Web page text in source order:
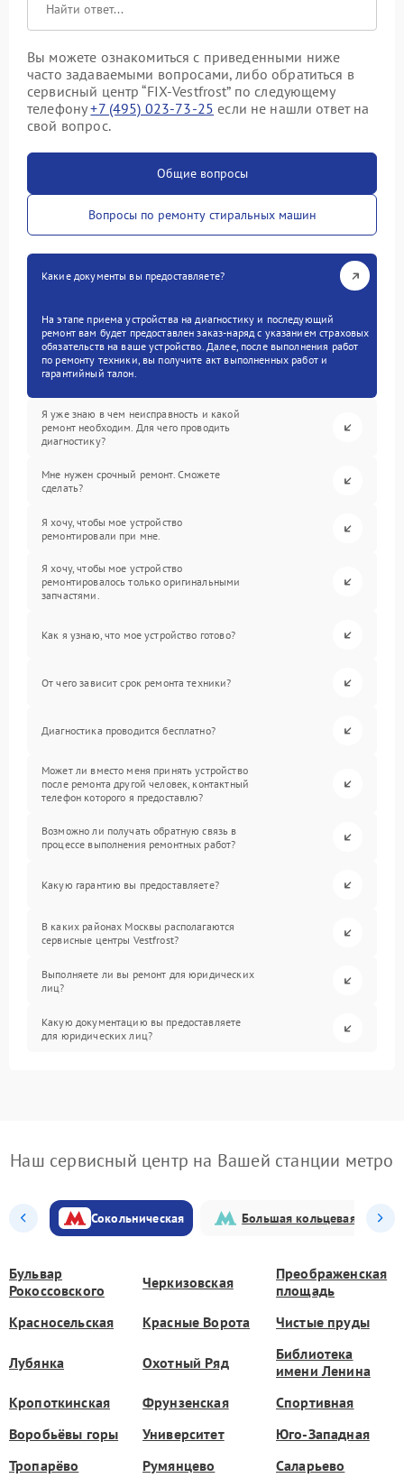
Вы можете ознакомиться с приведенными ниже
часто задаваемыми вопросами, либо обратиться в
сервисный центр “FIX-Vestfrost” по следующему
телефону+7 (495) 023-73-25 если не нашли ответ на
свой вопрос.
Общие вопросы
Вопросы по ремонту стиральных машин
Какие документы вы предоставляете?
На этапе приема устройства на диагностику и последующий
ремонт вам будет предоставлен заказ-наряд с указанием страховых
обязательств на ваше устройство. Далее, после выполнения работ
по ремонту техники, вы получите акт выполненных работ и
гарантийный талон.
Я уже знаю в чем неисправность и какой
ремонт необходим. Для чего проводить
диагностику?
Мне нужен срочный ремонт. Сможете
сделать?
Я хочу, чтобы мое устройство
ремонтировали при мне.
Я хочу, чтобы мое устройство
ремонтировалось только оригинальными
запчастями.
Как я узнаю, что мое устройство готово?
От чего зависит срок ремонта техники?
Диагностика проводится бесплатно?
Может ли вместо меня принять устройство
после ремонта другой человек, контактный
телефон которого я предоставлю?
Возможно ли получать обратную связь в
процессе выполнения ремонтных работ?
Какую гарантию вы предоставляете?
В каких районах Москвы располагаются
сервисные центры Vestfrost?
Выполняете ли вы ремонт для юридических
лиц?
Какую документацию вы предоставляете
для юридических лиц?
Наш сервисный центр на Вашей станции метро
Сокольническая Большая кольцевая
Бульвар
Рокоссовского
Черкизовская
Преображенская
площадь
Красносельская
Красные Ворота Чистые пруды
Лубянка Охотный Ряд
Библиотека
имени Ленина
Кропоткинская
Фрунзенская
Спортивная
Воробьёвы горы
Университет
Юго-Западная
Тропарёво
Румянцево Саларьево